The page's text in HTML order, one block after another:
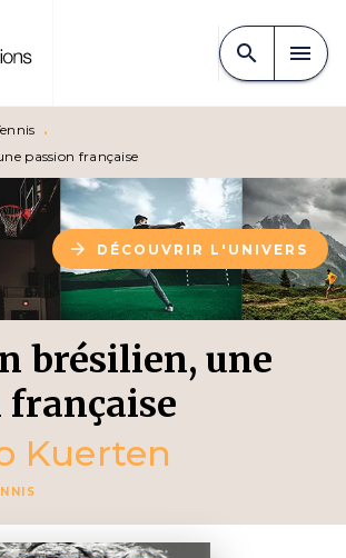
CONTENU
search menu
•
passion française
arrow_forward DÉCOUVRIR L'UNIVERS
brésilien, une
française
Kuerten